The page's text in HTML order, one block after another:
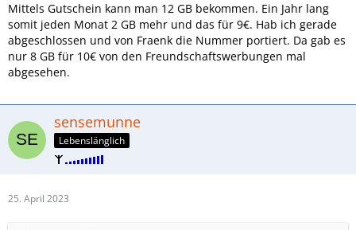
Mittels Gutschein kann man 12 GB bekommen. Ein Jahr lang
somit jeden Monat 2 GB mehr und das für 9€. Hab ich gerade
abgeschlossen und von Fraenk die Nummer portiert. Da gab es
nur 8 GB für 10€ von den Freundschaftswerbungen mal
abgesehen.
sensemunne
Lebenslänglich
25. April 2023